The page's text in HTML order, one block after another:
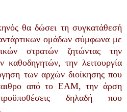
θα δώσει τη συγκατάθεσή
ομάδων σύμφωνα με
στρατών ζητώντας την
καθοδηγητών, την λειτουργία
των αρχών διοίκησης που
από το ΕΑΜ, την άρση
δηλαδή που